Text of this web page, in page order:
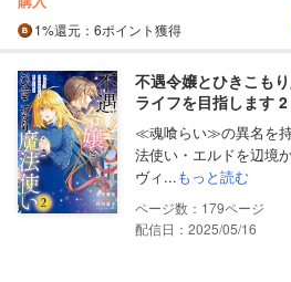
1%還元 ：6ポイント獲得
不遇令嬢とひきこも
ライフを目指します 2
≪魂喰らい≫の異名を
法使い・エルドを辺境
ヴィ...もっと読む
179
配信日：2025/05/16